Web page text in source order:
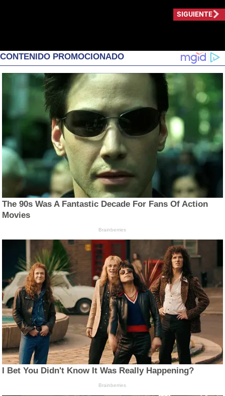
SIGUIENTE
CONTENIDO PROMOCIONADO
The 90s Was A Fantastic Decade For Fans Of Action
Movies
Brainberries
I Bet You Didn't Know It Was Really Happening?
Brainberries